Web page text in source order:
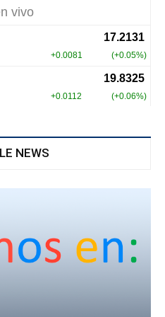
NEWS